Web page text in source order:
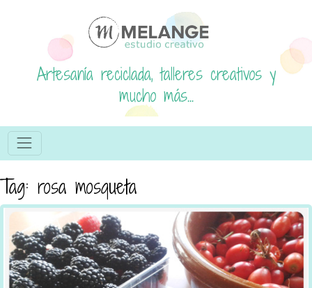
Artesanía reciclada, talleres creativos y
mucho más...
Tag: rosa mosqueta